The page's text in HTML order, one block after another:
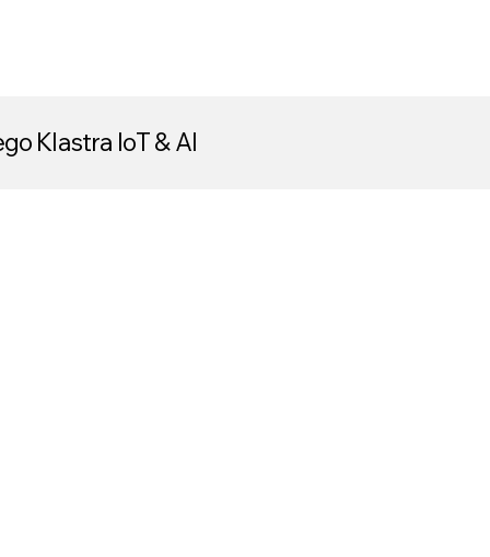
Klastra IoT & AI